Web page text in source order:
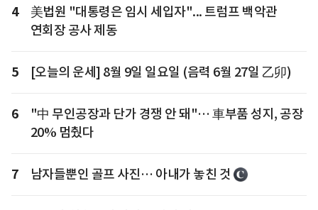
4
美법원 "대통령은 임시 세입자"... 트럼프 백악관
연회장 공사 제동
5 [오늘의 운세] 8월 9일 일요일 (음력 6월 27일 乙卯)
6
"中 무인공장과 단가 경쟁 안 돼"… 車부품 성지, 공장
20% 멈췄다
7 남자들뿐인 골프 사진… 아내가 놓친 것